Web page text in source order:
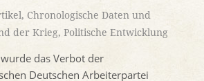
, Chronologische Daten und
der Krieg, Politische Entwicklung
das Verbot der
Deutschen Arbeiterpartei